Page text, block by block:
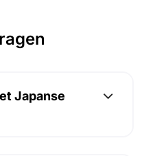
Japanse